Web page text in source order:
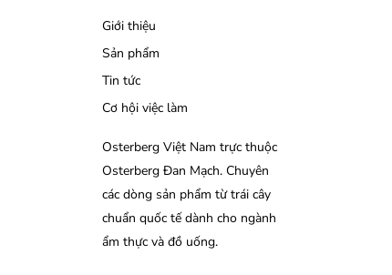
Giới thiệu
Sản phẩm
Tin tức
Cơ hội việc làm
Osterberg Việt Nam trực thuộc
Osterberg Đan Mạch. Chuyên
các dòng sản phẩm từ trái cây
chuẩn quốc tế dành cho ngành
ẩm thực và đồ uống.